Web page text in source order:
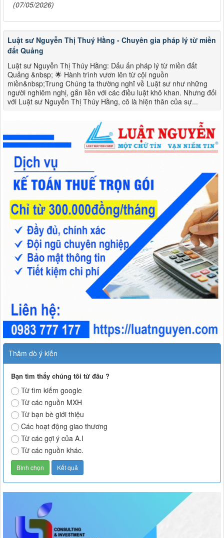
(07/05/2026)
Luật sư Nguyễn Thị Thuý Hằng - Chuyên gia pháp lý từ miền
đất Quảng
Luật sư Nguyễn Thị Thúy Hằng: Dấu ấn pháp lý từ miền đất
Quảng &nbsp; 🌟 Hành trình vươn lên từ cội nguồn
miền&nbsp;Trung Chúng ta thường nghĩ về Luật sư như những
người nghiêm nghị, gắn liền với các điều luật khô khan. Nhưng đối
với Luật sư Nguyễn Thị Thúy Hằng, cô là hiện thân của sự...
Thăm dò ý kiến
Bạn tìm thấy chúng tôi từ đâu ?
Từ tìm kiếm google
Từ các nguồn MXH
Từ bạn bè giới thiệu
Các hoạt động giao thương
Từ các gợi ý của A.I
Từ các nguồn khác.